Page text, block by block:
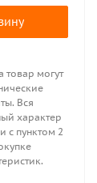
товар могут
Вся
характер
с пунктом 2